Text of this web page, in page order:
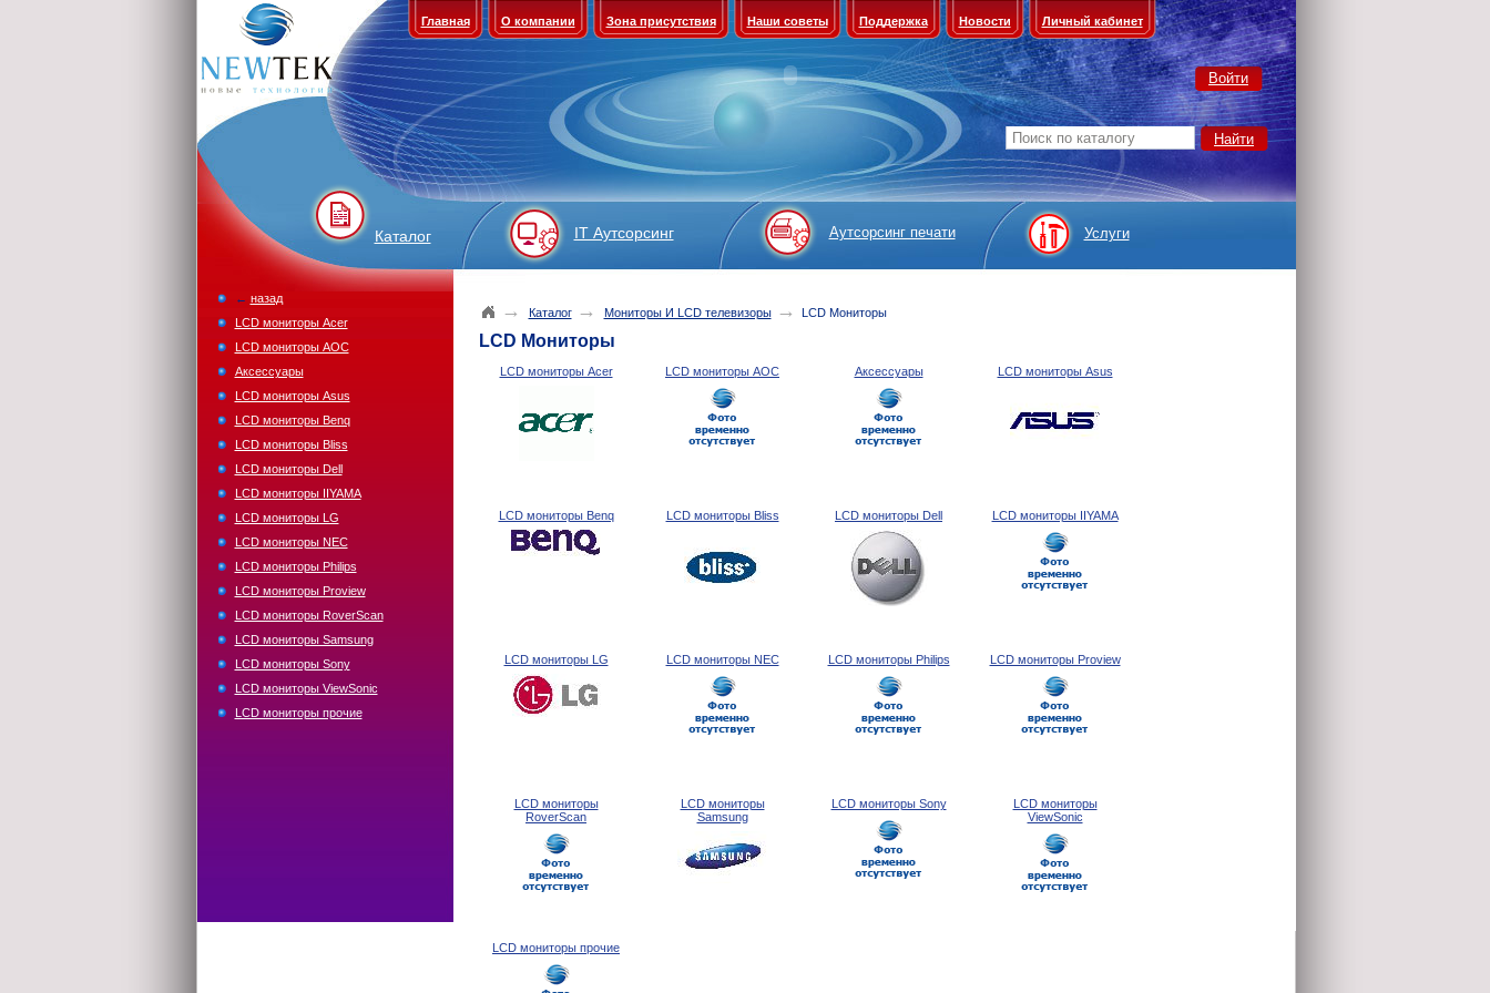
Главная О компании Зона присутствия Наши советы Поддержка Новости Личный кабинет
Войти
Каталог IT Аутсорсинг Аутсорсинг печати Услуги
→ Каталог → Мониторы И LCD телевизоры → LCD Мониторы
LCD Мониторы
LCD мониторы Acer LCD мониторы AOC Аксессуары LCD мониторы Asus
LCD мониторы Benq LCD мониторы Bliss LCD мониторы Dell LCD мониторы IIYAMA
LCD мониторы LG LCD мониторы NEC LCD мониторы Philips LCD мониторы Proview
LCD мониторы
RoverScan
LCD мониторы
Samsung
LCD мониторы Sony
LCD мониторы
ViewSonic
LCD мониторы прочие
← назад
LCD мониторы Acer
LCD мониторы AOC
Аксессуары
LCD мониторы Asus
LCD мониторы Benq
LCD мониторы Bliss
LCD мониторы Dell
LCD мониторы IIYAMA
LCD мониторы LG
LCD мониторы NEC
LCD мониторы Philips
LCD мониторы Proview
LCD мониторы RoverScan
LCD мониторы Samsung
LCD мониторы Sony
LCD мониторы ViewSonic
LCD мониторы прочие